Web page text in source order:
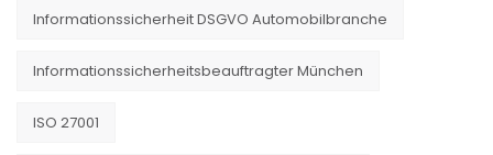
Informationssicherheit DSGVO Automobilbranche
Informationssicherheitsbeauftragter München
ISO 27001